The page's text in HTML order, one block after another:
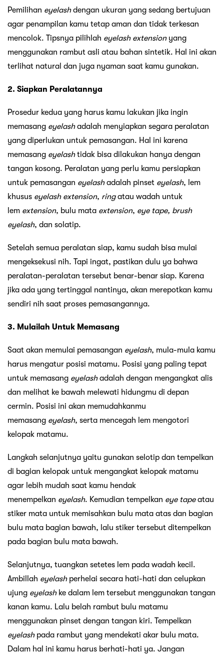
Pemilihan eyelashdengan ukuran yang sedang bertujuan
agar penampilan kamu tetap aman dan tidak terkesan
mencolok. Tipsnya pilihlah eyelash extensionyang
menggunakan rambut asli atau bahan sintetik. Hal ini akan
terlihat natural dan juga nyaman saat kamu gunakan.
2. Siapkan Peralatannya
Prosedur kedua yang harus kamu lakukan jika ingin
memasang eyelashadalah menyiapkan segara peralatan
yang diperlukan untuk pemasangan. Hal ini karena
memasang eyelashtidak bisa dilakukan hanya dengan
tangan kosong. Peralatan yang perlu kamu persiapkan
untuk pemasangan eyelashadalah pinset eyelash, lem
khusus eyelash extension, ringatau wadah untuk
lem extension, bulu mata extension, eye tape, brush
eyelash, dan solatip.
Setelah semua peralatan siap, kamu sudah bisa mulai
mengeksekusi nih. Tapi ingat, pastikan dulu ya bahwa
peralatan-peralatan tersebut benar-benar siap. Karena
jika ada yang tertinggal nantinya, akan merepotkan kamu
sendiri nih saat proses pemasangannya.
3. Mulailah Untuk Memasang
Saat akan memulai pemasangan eyelash, mula-mula kamu
harus mengatur posisi matamu. Posisi yang paling tepat
untuk memasang eyelashadalah dengan mengangkat alis
dan melihat ke bawah melewati hidungmu di depan
cermin. Posisi ini akan memudahkanmu
memasang eyelash, serta mencegah lem mengotori
kelopak matamu.
Langkah selanjutnya yaitu gunakan selotip dan tempelkan
di bagian kelopak untuk mengangkat kelopak matamu
agar lebih mudah saat kamu hendak
menempelkan eyelash. Kemudian tempelkan eye tapeatau
stiker mata untuk memisahkan bulu mata atas dan bagian
bulu mata bagian bawah, lalu stiker tersebut ditempelkan
pada bagian bulu mata bawah.
Selanjutnya, tuangkan setetes lem pada wadah kecil.
Ambillah eyelashperhelai secara hati-hati dan celupkan
ujung eyelashke dalam lem tersebut menggunakan tangan
kanan kamu. Lalu belah rambut bulu matamu
menggunakan pinset dengan tangan kiri. Tempelkan
eyelashpada rambut yang mendekati akar bulu mata.
Dalam hal ini kamu harus berhati-hati ya. Jangan